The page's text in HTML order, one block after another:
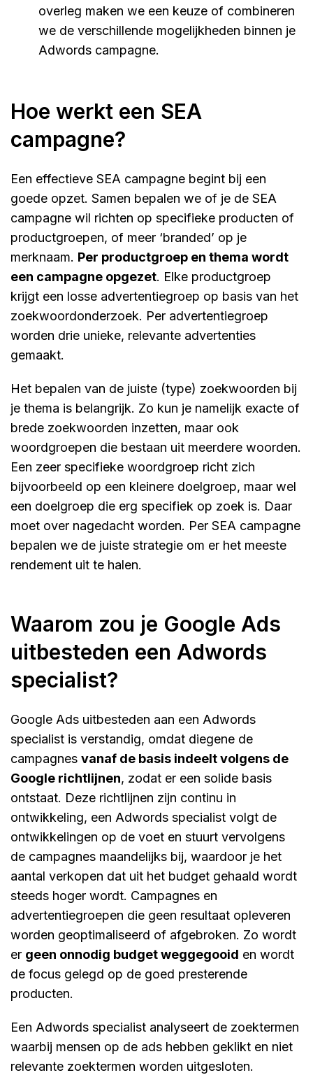
overleg maken we een keuze of combineren
we de verschillende mogelijkheden binnen je
Adwords campagne.
Hoe werkt een SEA
campagne?
Een effectieve SEA campagne begint bij een
goede opzet. Samen bepalen we of je de SEA
campagne wil richten op specifieke producten of
productgroepen, of meer ‘branded’ op je
merknaam. Per productgroep en thema wordt
een campagne opgezet. Elke productgroep
krijgt een losse advertentiegroep op basis van het
zoekwoordonderzoek. Per advertentiegroep
worden drie unieke, relevante advertenties
gemaakt.
Het bepalen van de juiste (type) zoekwoorden bij
je thema is belangrijk. Zo kun je namelijk exacte of
brede zoekwoorden inzetten, maar ook
woordgroepen die bestaan uit meerdere woorden.
Een zeer specifieke woordgroep richt zich
bijvoorbeeld op een kleinere doelgroep, maar wel
een doelgroep die erg specifiek op zoek is. Daar
moet over nagedacht worden. Per SEA campagne
bepalen we de juiste strategie om er het meeste
rendement uit te halen.
Waarom zou je Google Ads
uitbesteden een Adwords
specialist?
Google Ads uitbesteden aan een Adwords
specialist is verstandig, omdat diegene de
campagnes vanaf de basis indeelt volgens de
Google richtlijnen, zodat er een solide basis
ontstaat. Deze richtlijnen zijn continu in
ontwikkeling, een Adwords specialist volgt de
ontwikkelingen op de voet en stuurt vervolgens
de campagnes maandelijks bij, waardoor je het
aantal verkopen dat uit het budget gehaald wordt
steeds hoger wordt. Campagnes en
advertentiegroepen die geen resultaat opleveren
worden geoptimaliseerd of afgebroken. Zo wordt
er geen onnodig budget weggegooid en wordt
de focus gelegd op de goed presterende
producten.
Een Adwords specialist analyseert de zoektermen
waarbij mensen op de ads hebben geklikt en niet
relevante zoektermen worden uitgesloten.